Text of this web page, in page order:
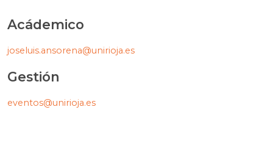
Acádemico
joseluis.ansorena@unirioja.es
Gestión
eventos@unirioja.es